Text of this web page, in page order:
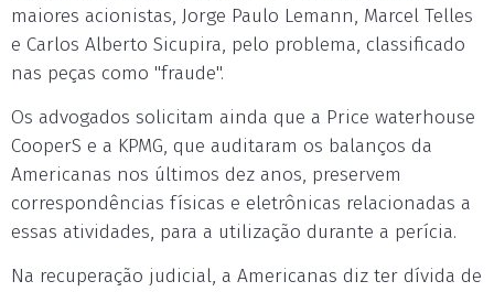
maiores acionistas, Jorge Paulo Lemann, Marcel Telles
e Carlos Alberto Sicupira, pelo problema, classificado
nas peças como "fraude".
Os advogados solicitam ainda que a Price waterhouse
CooperS e a KPMG, que auditaram os balanços da
Americanas nos últimos dez anos, preservem
correspondências físicas e eletrônicas relacionadas a
essas atividades, para a utilização durante a perícia.
Na recuperação judicial, a Americanas diz ter dívida de